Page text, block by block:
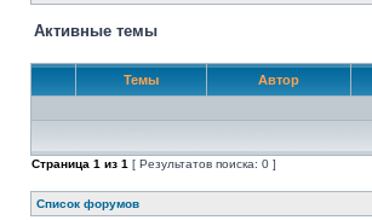
Активные темы
Темы Автор
Страница 1 из 1 [ Результатов поиска: 0 ]
Список форумов